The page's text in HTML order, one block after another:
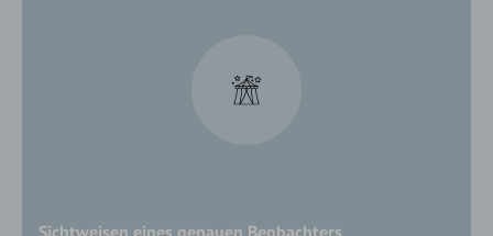
Sichtweisen eines genauen Beobachters